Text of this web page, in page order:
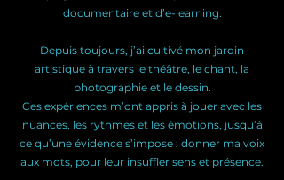
documentaire et d’e-learning.
Depuis toujours, j’ai cultivé mon jardin
artistique à travers le théâtre, le chant, la
photographie et le dessin.
Ces expériences m’ont appris à jouer avec les
nuances, les rythmes et les émotions, jusqu’à
ce qu’une évidence s’impose : donner ma voix
aux mots, pour leur insuffler sens et présence.